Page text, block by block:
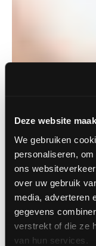
Deze website
We gebruiken
personaliseren,
ons
over uw gebruik
media, adverteren
gegevens
verstrekt of die ze
van hun services.